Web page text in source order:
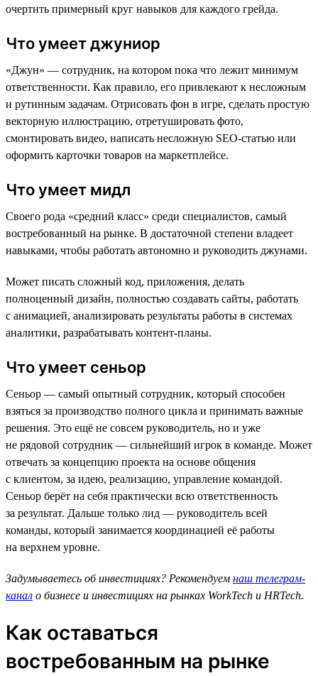
очертить примерный круг навыков для каждого грейда.
Что умеет джуниор
«Джун» — сотрудник, на котором пока что лежит минимум
ответственности. Как правило, его привлекают к несложным
и рутинным задачам. Отрисовать фон в игре, сделать простую
векторную иллюстрацию, отретушировать фото,
смонтировать видео, написать несложную SEO-статью или
оформить карточки товаров на маркетплейсе.
Что умеет мидл
Своего рода «средний класс» среди специалистов, самый
востребованный на рынке. В достаточной степени владеет
навыками, чтобы работать автономно и руководить джунами.
Может писать сложный код, приложения, делать
полноценный дизайн, полностью создавать сайты, работать
с анимацией, анализировать результаты работы в системах
аналитики, разрабатывать контент-планы.
Что умеет сеньор
Сеньор — самый опытный сотрудник, который способен
взяться за производство полного цикла и принимать важные
решения. Это ещё не совсем руководитель, но и уже
не рядовой сотрудник — сильнейший игрок в команде. Может
отвечать за концепцию проекта на основе общения
с клиентом, за идею, реализацию, управление командой.
Сеньор берёт на себя практически всю ответственность
за результат. Дальше только лид — руководитель всей
команды, который занимается координацией её работы
на верхнем уровне.
Задумываетесь об инвестициях? Рекомендуем наш телеграм-
канал о бизнесе и инвестициях на рынках WorkTech и HRTech.
Как оставаться
востребованным на рынке